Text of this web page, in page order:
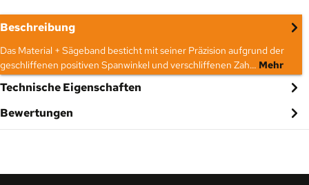
Beschreibung
Das Material + Sägeband besticht mit seiner Präzision aufgrund der
geschliffenen positiven Spanwinkel und verschliffenen Zah… Mehr
Technische Eigenschaften
Bewertungen